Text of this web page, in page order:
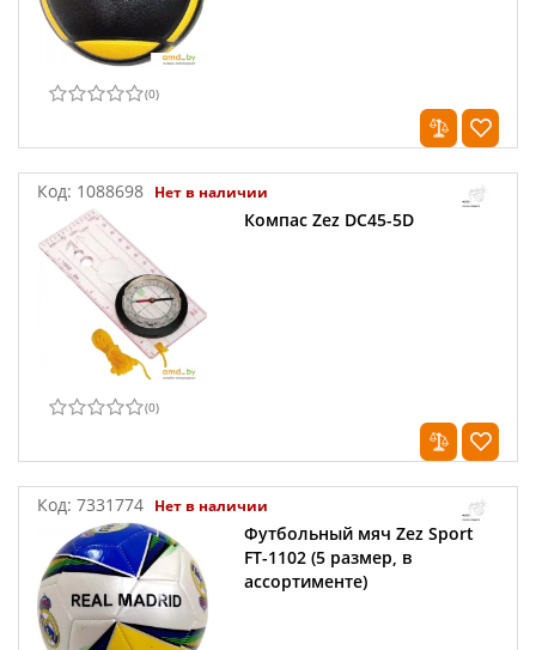
(0)
Код: 1088698 Нет в наличии
Компас Zez DC45-5D
(0)
Код: 7331774 Нет в наличии
Футбольный мяч Zez Sport
FT-1102 (5 размер, в
ассортименте)